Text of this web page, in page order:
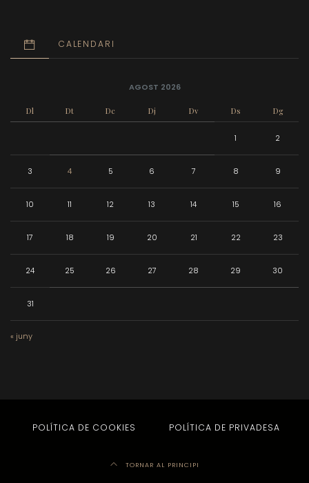
CALENDARI
AGOST 2026
Dl Dt Dc Dj Dv Ds Dg
1 2
3 4 5 6 7 8 9
10 11 12 13 14 15 16
17 18 19 20 21 22 23
24 25 26 27 28 29 30
31
« juny
POLÍTICA DE COOKIES POLÍTICA DE PRIVADESA
TORNAR AL PRINCIPI